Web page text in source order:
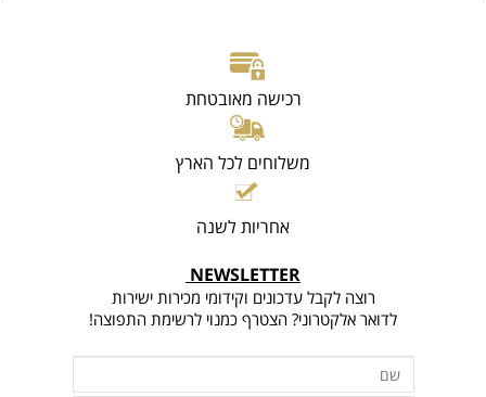
רכישה מאובטחת
משלוחים לכל הארץ
אחריות לשנה
NEWSLETTER
רוצה לקבל עדכונים וקידומי מכירות ישירות
לדואר אלקטרוני? הצטרף כמנוי לרשימת התפוצה!